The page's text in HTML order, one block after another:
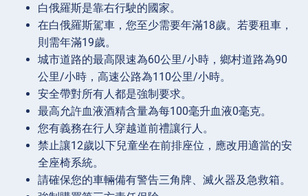
白俄羅斯是靠右行駛的國家。
在白俄羅斯駕車，您至少需要年滿18歲。若要租車，
則需年滿19歲。
城市道路的最高限速為60公里/小時，鄉村道路為90
公里/小時，高速公路為110公里/小時。
安全帶對所有人都是強制要求。
最高允許血液酒精含量為每100毫升血液0毫克。
您有義務在行人穿越道前禮讓行人。
禁止讓12歲以下兒童坐在前排座位，應改用適當的安
全座椅系統。
請確保您的車輛備有警告三角牌、滅火器及急救箱。